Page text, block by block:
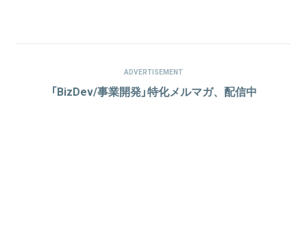
ADVERTISEMENT
「BizDev/事業開発」特化メルマガ、配信中